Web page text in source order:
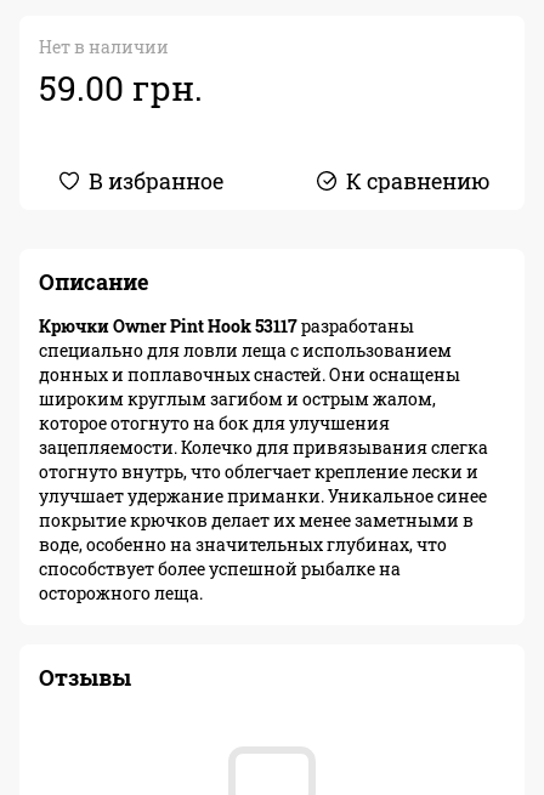
Нет в наличии
59.00 грн.
В избранное К сравнению
Описание
Крючки Owner Pint Hook 53117разработаны
специально для ловли леща с использованием
донных и поплавочных снастей. Они оснащены
широким круглым загибом и острым жалом,
которое отогнуто на бок для улучшения
зацепляемости. Колечко для привязывания слегка
отогнуто внутрь, что облегчает крепление лески и
улучшает удержание приманки. Уникальное синее
покрытие крючков делает их менее заметными в
воде, особенно на значительных глубинах, что
способствует более успешной рыбалке на
осторожного леща.
Отзывы